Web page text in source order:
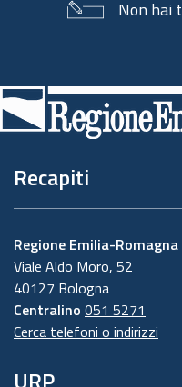
Non hai
di
pagina
Recapiti
Regione Emilia-Romagna
Viale Aldo Moro, 52
40127 Bologna
Centralino 051 5271
Cerca telefoni o indirizzi